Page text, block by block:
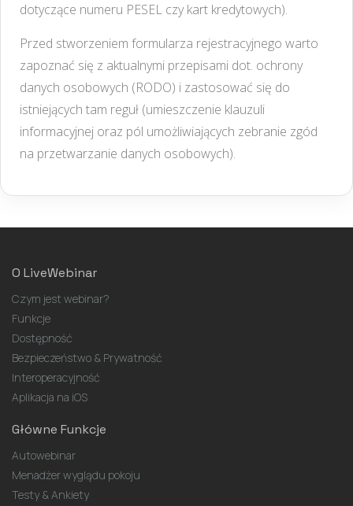
dotyczące numeru PESEL czy kart kredytowych).
Przed stworzeniem formularza rejestracyjnego warto
zapoznać się z aktualnymi przepisami dot. ochrony
danych osobowych (RODO) i zastosować się do
istniejących tam reguł (umieszczenie klauzuli
informacyjnej oraz pól umożliwiających zebranie zgód
na przetwarzanie danych osobowych).
O LiveWebinar
Czym jest webinar?
Funkcje
Dostępność
Bezpieczeństwo & Prywatność
Interoperacyjność
Aplikacja na iOS
Główne Funkcje
Autowebinar
Menadżer wyglądu pokoju
Testy & Ankiety